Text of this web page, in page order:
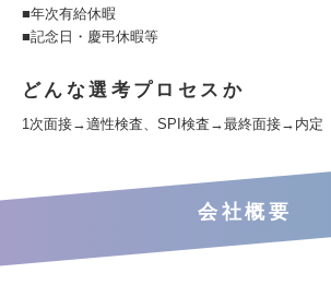
■年次有給休暇
■記念日・慶弔休暇等
どんな選考プロセスか
1次面接→適性検査、SPI検査→最終面接→内定
会社概要